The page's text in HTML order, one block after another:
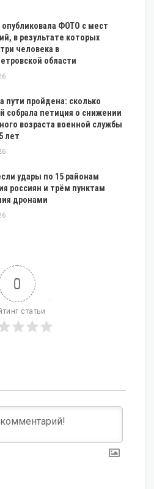
опубликовала ФОТО с мест
в результате которых
человека в
области
пути пройдена: сколько
собрала петиция о снижении
возраста военной службы
лет
удары по 15 районам
россиян и трём пунктам
дронами
0
статьи